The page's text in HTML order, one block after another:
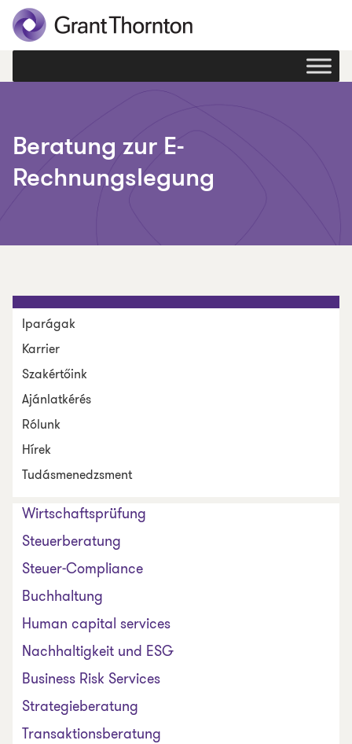
Beratung zur E-
Rechnungslegung
Iparágak
Karrier
Szakértőink
Ajánlatkérés
Rólunk
Hírek
Tudásmenedzsment
Wirtschaftsprüfung
Steuerberatung
Steuer-Compliance
Buchhaltung
Human capital services
Nachhaltigkeit und ESG
Business Risk Services
Strategieberatung
Transaktionsberatung